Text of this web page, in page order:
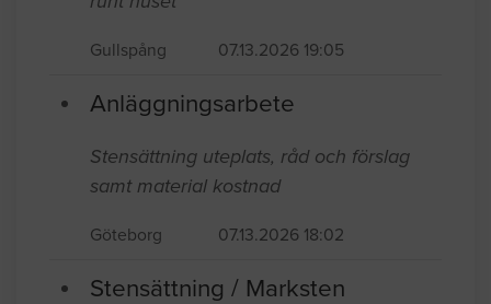
Gullspång 07.13.2026 19:05
Anläggningsarbete
Stensättning uteplats, råd och förslag
samt material kostnad
Göteborg 07.13.2026 18:02
Stensättning / Marksten